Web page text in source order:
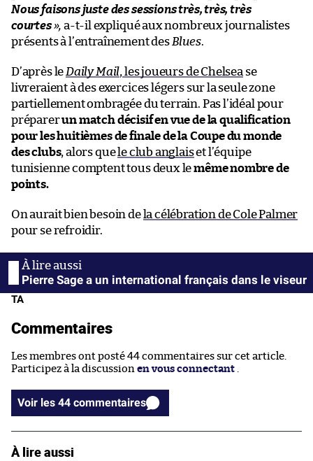
Nous faisons juste des sessions très, très, très
courtes», a-t-il expliqué aux nombreux journalistes
présents à l’entraînement desBlues.
D’après le Daily Mail, les joueurs de Chelsea se
livreraient à des exercices légers sur la seule zone
partiellement ombragée du terrain. Pas l’idéal pour
préparerun match décisif en vue de la qualification
pour les huitièmes de finale de la Coupe du monde
des clubs, alors quele club anglaiset l’équipe
tunisienne comptent tous deux lemême nombre de
points.
On aurait bien besoin de la célébration de Cole Palmer
pour se refroidir.
Pierre Sage a un international français dans le viseur
TA
Commentaires
Les membres ont posté 44 commentaires sur cet article.
Participez à la discussion en vous connectant
Voir les 44 commentaires
À lire aussi